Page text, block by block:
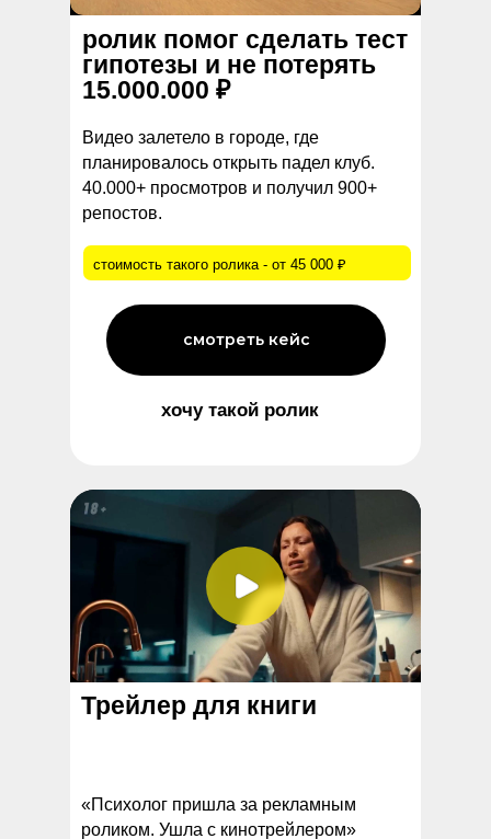
хочу такой ролик
Видео залетело в городе, где
планировалось открыть падел клуб.
40.000+ просмотров и получил 900+
репостов.
ролик помог сделать тест
гипотезы и не потерять
15.000.000 ₽
стоимость такого ролика - от 45 000 ₽
смотреть кейс
«Психолог пришла за рекламным
роликом. Ушла с кинотрейлером»
Трейлер для книги
Видеоконтент для сцен,